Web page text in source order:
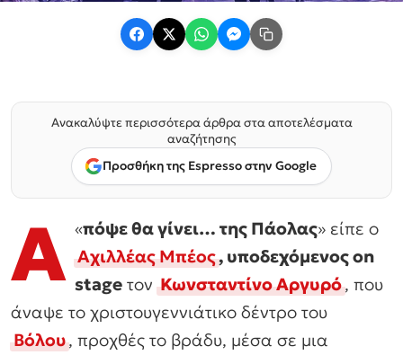
Ανακαλύψτε περισσότερα άρθρα στα αποτελέσματα
αναζήτησης
Προσθήκη της Espresso στην Google
«
Α πόψε θα γίνει… της Πάολας» είπε ο
Αχιλλέας Μπέος, υποδεχόμενος on
stage τονΚωνσταντίνο Αργυρό, που
άναψε το χριστουγεννιάτικο δέντρο του
Βόλου, προχθές το βράδυ, μέσα σε μια